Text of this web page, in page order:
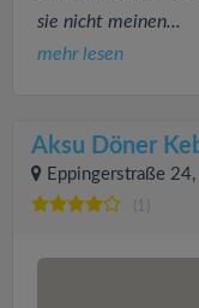
sie nicht meinen...
mehr lesen
Aksu Döner
Eppingerstraße
(1)